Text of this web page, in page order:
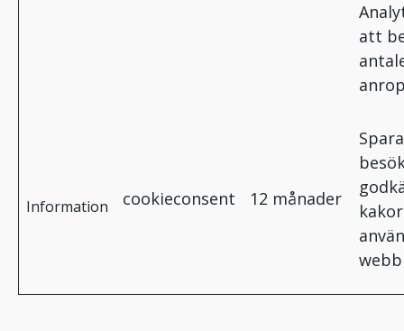
att
Information cookieconsent 12 månader
kakor